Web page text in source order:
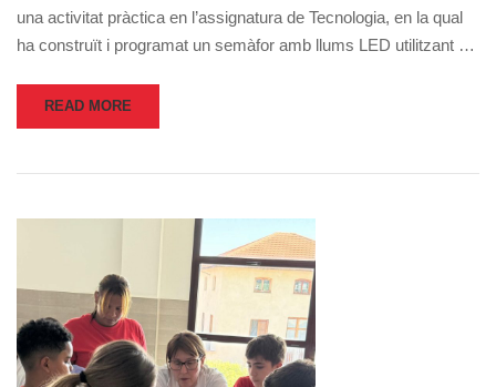
una activitat pràctica en l’assignatura de Tecnologia, en la qual
ha construït i programat un semàfor amb llums LED utilitzant …
READ MORE